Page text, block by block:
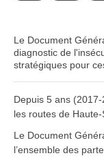
Le Document
diagnostic de
stratégiques pour
Depuis 5 ans
les routes de Haute-
Le Document
l’ensemble des